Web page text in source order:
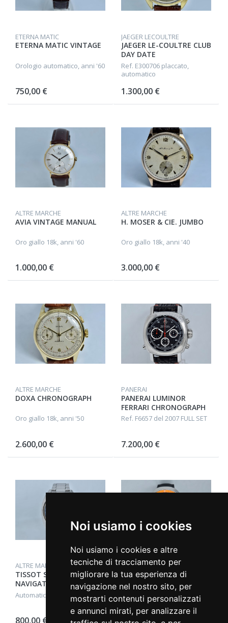
Noi usiamo i cookies
Noi usiamo i cookies e altre
tecniche di tracciamento per
migliorare la tua esperienza di
navigazione nel nostro sito, per
mostrarti contenuti personalizzati
e annunci mirati, per analizzare il
ETERNA MATIC
ETERNA MATIC VINTAGE
Orologio automatico, anni '60
750,00 €
JAEGER LECOULTRE
JAEGER LE-COULTRE CLUB
DAY DATE
Ref. E300706 placcato,
automatico
1.300,00 €
ALTRE MARCHE
AVIA VINTAGE MANUAL
Oro giallo 18k, anni '60
1.000,00 €
ALTRE MARCHE
H. MOSER & CIE. JUMBO
Oro giallo 18k, anni '40
3.000,00 €
ALTRE MARCHE
DOXA CHRONOGRAPH
Oro giallo 18k, anni '50
2.600,00 €
PANERAI
PANERAI LUMINOR
FERRARI CHRONOGRAPH
Ref. F6657 del 2007 FULL SET
7.200,00 €
ALTRE MARCHE
TISSOT SEASTAR
NAVIGATOR T12
Automatico, anni '70
800,00 €
ALTRE MARCHE
ORIS STAR DIVER
ORANGE
Automatico, del 1975 circa
2.000,00 €